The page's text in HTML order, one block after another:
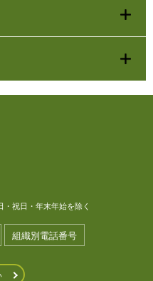
祝日・年末年始を除く
組織別電話番号